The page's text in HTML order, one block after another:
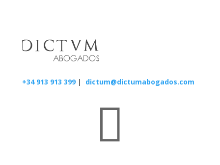
+34 913 913 399| dictum@dictumabogados.com
